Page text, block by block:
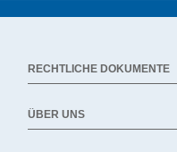
RECHTLICHE DOKUMENTE
ÜBER UNS